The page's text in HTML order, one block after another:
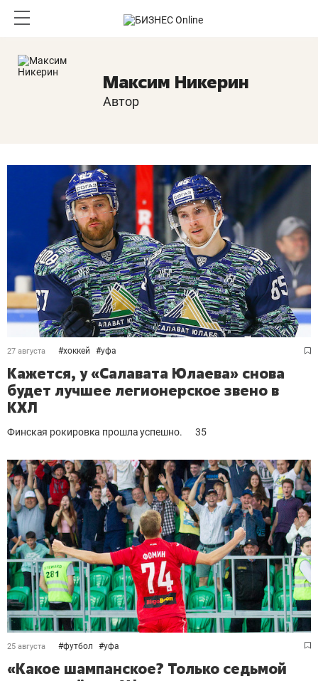
Максим Никерин
Автор
27 августа #хоккей #уфа
Кажется, у «Салавата Юлаева» снова
будет лучшее легионерское звено в
КХЛ
Финская рокировка прошла успешно. 35
25 августа #футбол #уфа
«Какое шампанское? Только седьмой